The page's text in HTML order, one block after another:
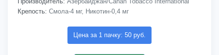
Крепость: Смола-4 мг, Никотин-0,4 мг
Цена за 1 пачку: 50 руб.